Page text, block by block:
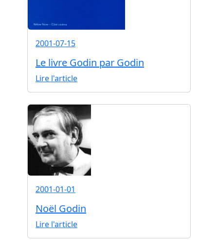
2001-07-15
Le livre Godin par Godin
Lire l'article
2001-01-01
Noël Godin
Lire l'article